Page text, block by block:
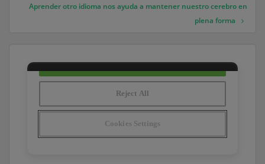
Aprender otro idioma nos ayuda a mantener nuestro cerebro en
plena forma